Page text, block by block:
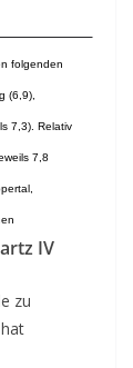
folgenden
(6,9),
7,3). Relativ
7,8
IV
zu